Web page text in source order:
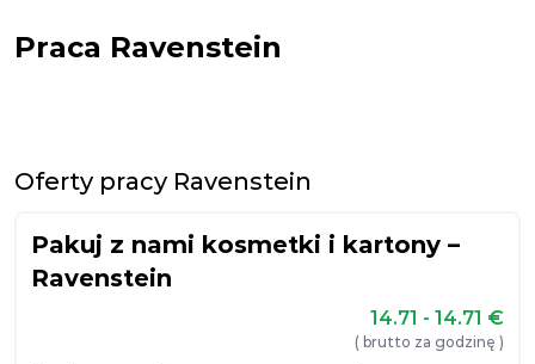
Praca Ravenstein
Oferty pracy Ravenstein
Pakuj z nami kosmetki i kartony –
Ravenstein
14.71 - 14.71 €
( brutto za godzinę )